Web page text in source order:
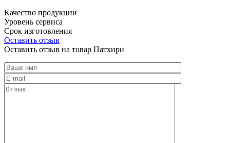
Качество продукции
Уровень сервиса
Срок изготовления
Оставить отзыв
Оставить отзыв на товар Патхири